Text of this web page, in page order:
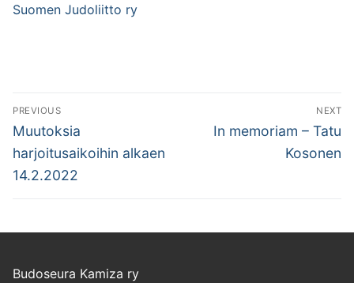
Suomen Judoliitto ry
Artikkelien
selaus
PREVIOUS
Previous
post:
Muutoksia
harjoitusaikoihin alkaen
14.2.2022
NEXT
Next
In memoriam – Tatu
Kosonen
Budoseura Kamiza ry